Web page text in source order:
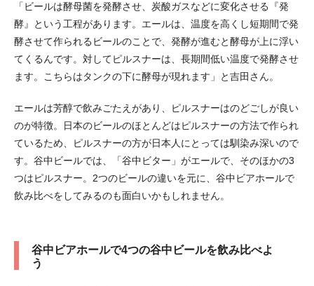
「ビールは酵母菌を発酵させ、炭酸ガスなどに変化させる『発
酵』という工程があります。エールは、温度を高くし短期間で発
酵させて作られるビールのことで、発酵が進むと酵母が上に浮い
てくるんです。対してピルスナーは、長期間低い温度で発酵させ
ます。こちらはタンクの下に酵母が現れます」と吉田さん。
エールは芳醇で飲みごたえがあり、ピルスナーはのどごしが良い
のが特徴。日本のビールのほとんどはピルスナーの方法で作られ
ているため、ピルスナーの方が日本人にとっては馴染み深いので
す。谷中ビールでは、「谷中ビター」がエールで、そのほかの3
つはピルスナー。2つのビールの違いを元に、谷中ビアホールで
飲み比べをしてみるのも面白いかもしれません。
谷中ビアホールで4つの谷中ビールを飲み比べよ
う